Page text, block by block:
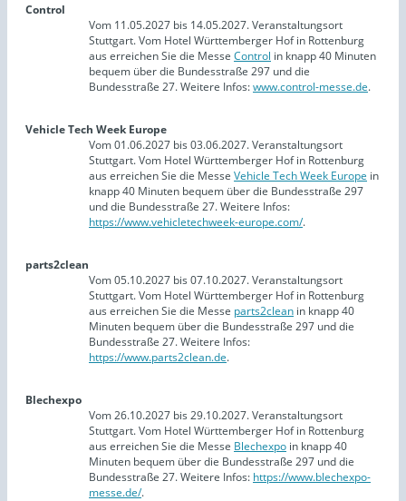
Control
Vom 11.05.2027 bis 14.05.2027. Veranstaltungsort
Stuttgart. Vom Hotel Württemberger Hof in Rottenburg
aus erreichen Sie die Messe Control in knapp 40 Minuten
bequem über die Bundesstraße 297 und die
Bundesstraße 27. Weitere Infos:www.control-messe.de.
Vehicle Tech Week Europe
Vom 01.06.2027 bis 03.06.2027. Veranstaltungsort
Stuttgart. Vom Hotel Württemberger Hof in Rottenburg
aus erreichen Sie die Messe Vehicle Tech Week Europe in
knapp 40 Minuten bequem über die Bundesstraße 297
und die Bundesstraße 27. Weitere Infos:
https://www.vehicletechweek-europe.com/.
parts2clean
Vom 05.10.2027 bis 07.10.2027. Veranstaltungsort
Stuttgart. Vom Hotel Württemberger Hof in Rottenburg
aus erreichen Sie die Messe parts2clean in knapp 40
Minuten bequem über die Bundesstraße 297 und die
Bundesstraße 27. Weitere Infos:
https://www.parts2clean.de.
Blechexpo
Vom 26.10.2027 bis 29.10.2027. Veranstaltungsort
Stuttgart. Vom Hotel Württemberger Hof in Rottenburg
aus erreichen Sie die Messe Blechexpo in knapp 40
Minuten bequem über die Bundesstraße 297 und die
Bundesstraße 27. Weitere Infos: https://www.blechexpo-
messe.de/.